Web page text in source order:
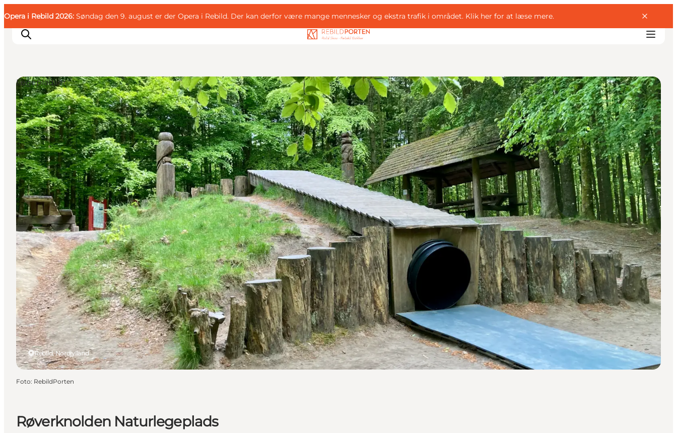
Opera i Rebild 2026: Søndag den 9. august er der Opera i Rebild. Der kan derfor være mange mennesker og ekstra trafik i området. Klik her for at læse mere.
Familien
Parret
Livsnyderen
Motionisten
DET SKER
KORT OG FOLDERE
PLANLÆG DIN TUR
GæstDeutsch
Røverknolden Naturlegeplads
Rebild, Nordjylland
Legepladser
Foto: RebildPorten